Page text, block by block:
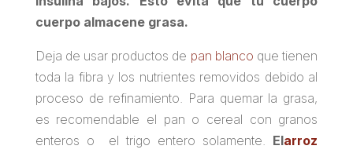
cuerpo almacene grasa.
Deja de usar productos de pan blanco que tienen
toda la fibra y los nutrientes removidos debido al
proceso de refinamiento. Para quemar la grasa,
es recomendable el pan o cereal con granos
enteros o el trigo entero solamente. Elarroz